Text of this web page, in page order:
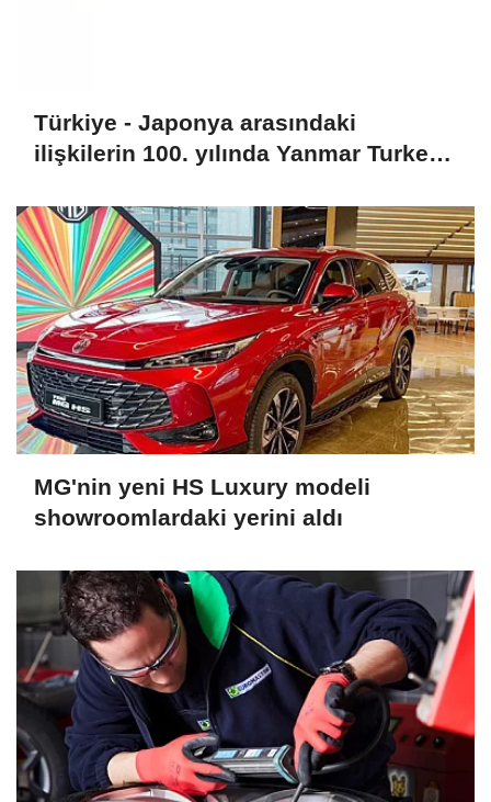
Türkiye - Japonya arasındaki
ilişkilerin 100. yılında Yanmar Turkey
MG'nin yeni HS Luxury modeli
showroomlardaki yerini aldı